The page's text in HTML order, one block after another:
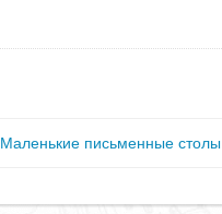
Маленькие письменные столы